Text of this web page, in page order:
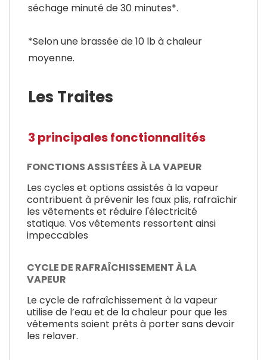
séchage minuté de 30 minutes*.
*Selon une brassée de 10 lb à chaleur
moyenne.
Les Traites
3 principales fonctionnalités
FONCTIONS ASSISTÉES À LA VAPEUR
Les cycles et options assistés à la vapeur
contribuent à prévenir les faux plis, rafraîchir
les vêtements et réduire l'électricité
statique. Vos vêtements ressortent ainsi
impeccables
CYCLE DE RAFRAÎCHISSEMENT À LA
VAPEUR
Le cycle de rafraîchissement à la vapeur
utilise de l’eau et de la chaleur pour que les
vêtements soient prêts à porter sans devoir
les relaver.